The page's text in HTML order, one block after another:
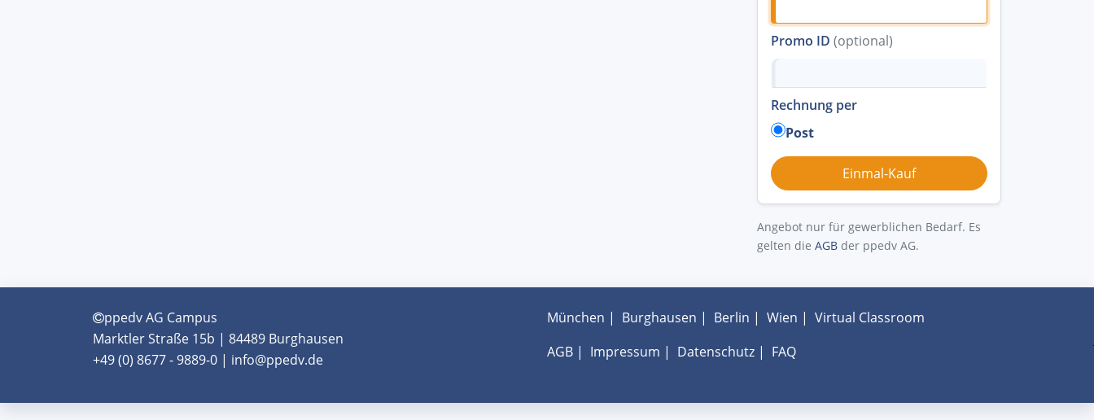
Promo ID (optional)
Rechnung per
Post
Angebot nur für gewerblichen Bedarf. Es
gelten die AGB der ppedv AG.
ppedv AG Campus
Marktler Straße 15b | 84489 Burghausen
+49 (0) 8677 - 9889-0 | info@ppedv.de
München | Burghausen | Berlin | Wien | Virtual Classroom
AGB| Impressum | Datenschutz| FAQ